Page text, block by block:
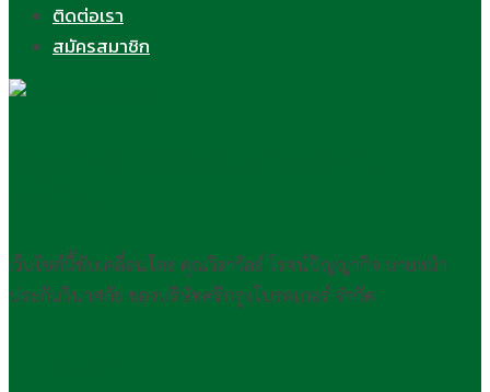
ติดต่อเรา
สมัครสมาชิก
เว็บไซต์นี้ขับเคลื่อนโดย คุณวิลาวัลย์ โรจน์ปัญญากิจ นายหน้า
ประกันวินาศภัย ของบริษัทศรีกรุงโบรคเกอร์ จำกัด